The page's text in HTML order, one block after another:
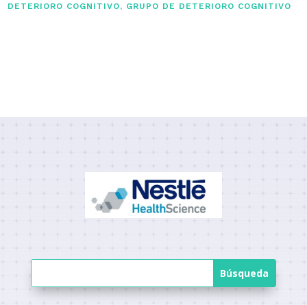
DETERIORO COGNITIVO, GRUPO DE DETERIORO COGNITIVO